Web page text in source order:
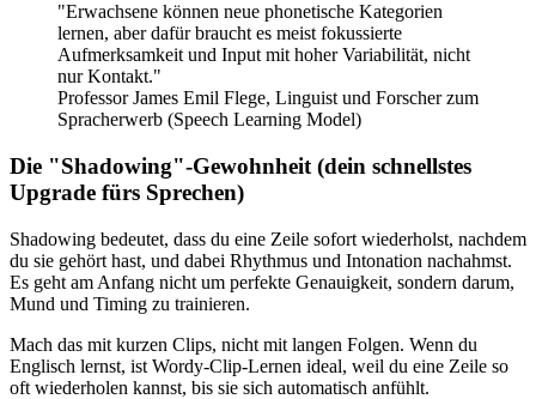
"Erwachsene können neue phonetische Kategorien
lernen, aber dafür braucht es meist fokussierte
Aufmerksamkeit und Input mit hoher Variabilität, nicht
nur Kontakt."
Professor James Emil Flege, Linguist und Forscher zum
Spracherwerb (Speech Learning Model)
Die "Shadowing"-Gewohnheit (dein schnellstes
Upgrade fürs Sprechen)
Shadowing bedeutet, dass du eine Zeile sofort wiederholst, nachdem
du sie gehört hast, und dabei Rhythmus und Intonation nachahmst.
Es geht am Anfang nicht um perfekte Genauigkeit, sondern darum,
Mund und Timing zu trainieren.
Mach das mit kurzen Clips, nicht mit langen Folgen. Wenn du
Englisch lernst, ist Wordy-Clip-Lernen ideal, weil du eine Zeile so
oft wiederholen kannst, bis sie sich automatisch anfühlt.